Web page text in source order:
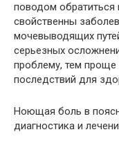
поводом обратиться
свойственны
мочевыводящих
серьезных
проблему, тем проще
последствий для
Ноющая боль в
диагностика и